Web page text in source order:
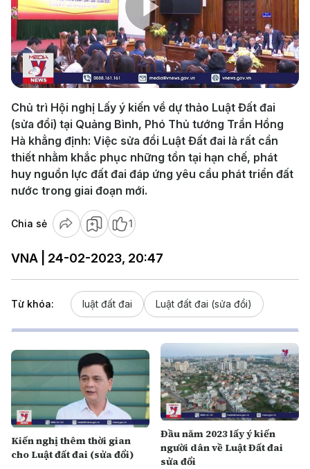
Play
Video
Chủ trì Hội nghị Lấy ý kiến về dự thảo Luật Đất đai
(sửa đổi) tại Quảng Bình, Phó Thủ tướng Trần Hồng
Hà khẳng định: Việc sửa đổi Luật Đất đai là rất cần
thiết nhằm khắc phục những tồn tại hạn chế, phát
huy nguồn lực đất đai đáp ứng yêu cầu phát triển đất
nước trong giai đoạn mới.
Chia sẻ 1
VNA | 24-02-2023, 20:47
Từ khóa: luật đất đai Luật đất đai (sửa đổi)
Kiến nghị thêm thời gian
cho Luật đất đai (sửa đổi)
Đầu năm 2023 lấy ý kiến
người dân về Luật Đất đai
sửa đổi